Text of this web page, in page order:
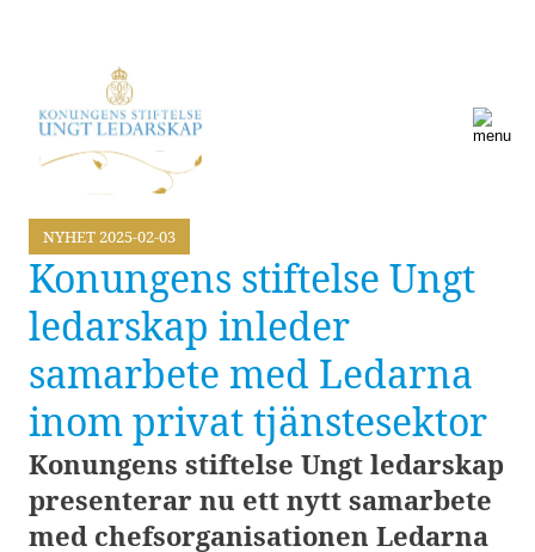
NYHET2025-02-03
Konungens stiftelse Ungt
ledarskap inleder
samarbete med Ledarna
inom privat tjänstesektor
Konungens stiftelse Ungt ledarskap
presenterar nu ett nytt samarbete
med chefsorganisationen Ledarna